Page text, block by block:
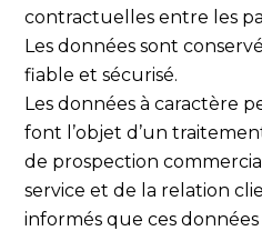
contractuelles entre les
Les données sont
fiable et sécurisé.
Les données à caractère
font l’objet d’un
de prospection
service et de la relation
informés que ces